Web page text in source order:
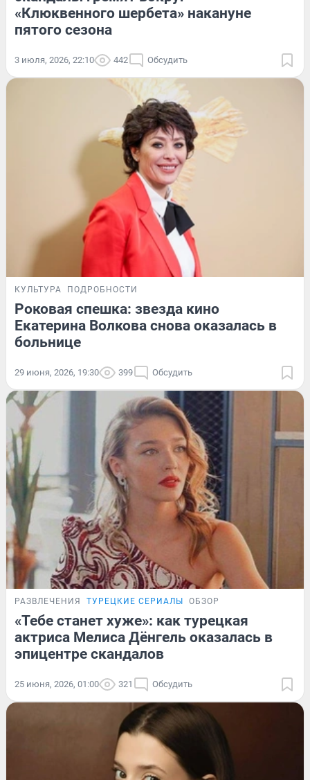
«Клюквенного шербета» накануне
пятого сезона
3 июля, 2026, 22:10 442 Обсудить
КУЛЬТУРА ПОДРОБНОСТИ
Роковая спешка: звезда кино
Екатерина Волкова снова оказалась в
больнице
29 июня, 2026, 19:30 399 Обсудить
РАЗВЛЕЧЕНИЯ ТУРЕЦКИЕ СЕРИАЛЫ ОБЗОР
«Тебе станет хуже»: как турецкая
актриса Мелиса Дёнгель оказалась в
эпицентре скандалов
25 июня, 2026, 01:00 321 Обсудить